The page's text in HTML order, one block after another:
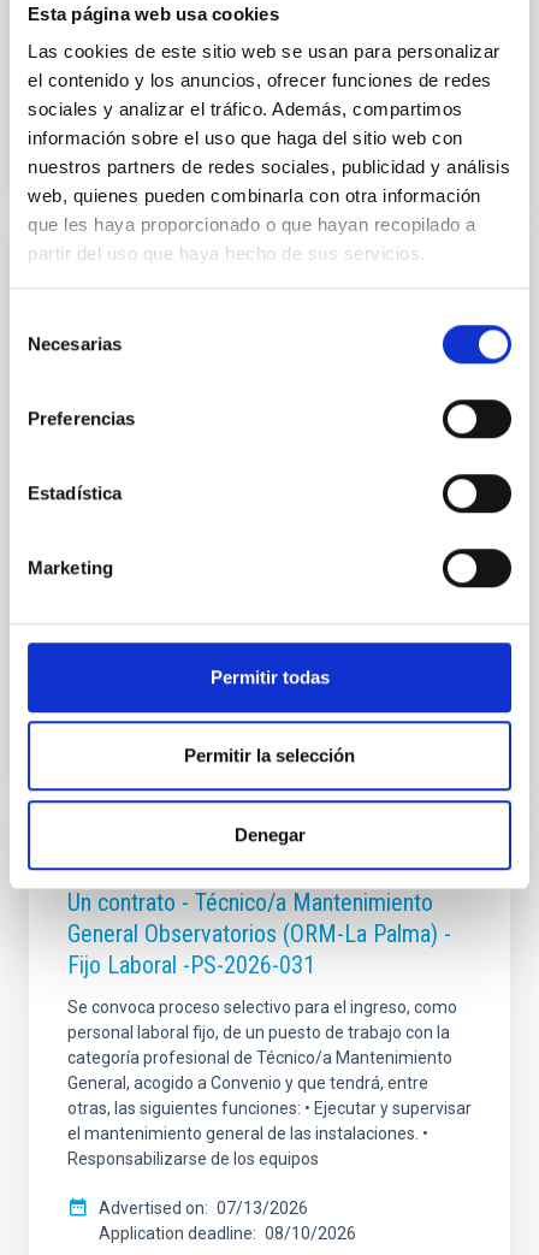
Esta página web usa cookies
Las cookies de este sitio web se usan para personalizar
el contenido y los anuncios, ofrecer funciones de redes
sociales y analizar el tráfico. Además, compartimos
información sobre el uso que haga del sitio web con
nuestros partners de redes sociales, publicidad y análisis
web, quienes pueden combinarla con otra información
que les haya proporcionado o que hayan recopilado a
partir del uso que haya hecho de sus servicios.
Necesarias
Preferencias
Estadística
Marketing
Permitir todas
Permitir la selección
Denegar
Advertised on
07/17/2026
Application deadline
08/07/2026
Open
PERMANENT (OPEN TO PUBLIC)
Especialidad Mecánica- Fijo Laboral - PS-
Se convoca proceso selectivo para el ingreso, como
personal laboral fijo, de un puesto de trabajo con la
al Convenio y que tendrá, entre otras, las siguientes
empleando máquinas herramienta
Application deadline
08/10/2026
Un contrato - Técnico/a Mantenimiento
General Observatorios (ORM-La Palma) -
Fijo Laboral -PS-2026-031
Se convoca proceso selectivo para el ingreso, como
personal laboral fijo, de un puesto de trabajo con la
categoría profesional de Técnico/a Mantenimiento
General, acogido a Convenio y que tendrá, entre
otras, las siguientes funciones: • Ejecutar y supervisar
el mantenimiento general de las instalaciones. •
Responsabilizarse de los equipos
Advertised on
07/13/2026
Application deadline
08/10/2026